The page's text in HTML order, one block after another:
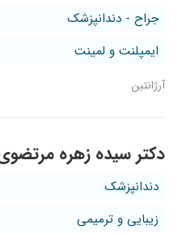
جراح - دندانپزشک
ایمپلنت و لمینت
آرژانتین
دکتر سیده زهره
دندانپزشک
زیبایی و ترمیمی